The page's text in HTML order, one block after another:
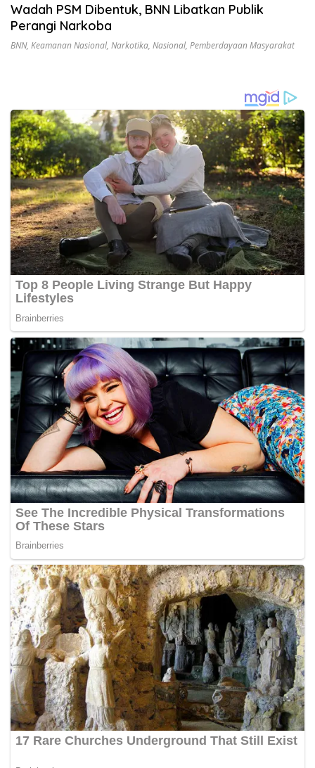
Wadah PSM Dibentuk, BNN Libatkan Publik
Perangi Narkoba
BNN, Keamanan Nasional, Narkotika, Nasional, Pemberdayaan Masyarakat